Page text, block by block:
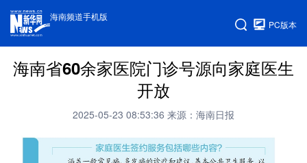
海南频道手机版
PC版本
海南省60余家医院门诊号源向家庭医生
开放
2025-05-23 08:53:36 来源：海南日报